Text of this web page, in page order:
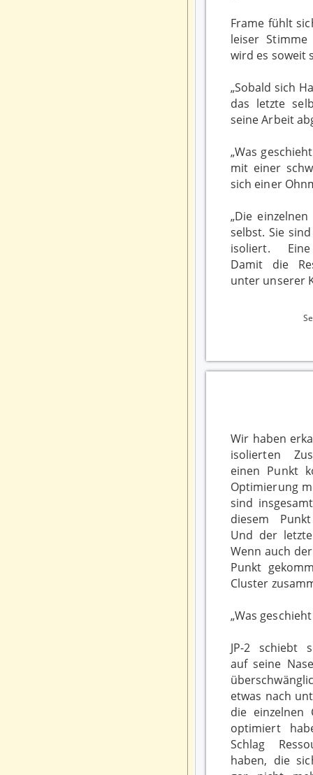
Frame fühlt
leiser
wird es soweit
„Sobald sich
das letzte
seine Arbeit
„Was
mit einer
sich einer
„Die
selbst. Sie
isoliert. Eine
Damit die
unter unserer
Wir haben
isolierten
einen Punkt
Optimierung
sind
diesem
Und der
Wenn auch
Punkt
Cluster
„Was
JP-2 schiebt
auf seine
etwas nach
die einzelnen
optimiert
Schlag
haben, die